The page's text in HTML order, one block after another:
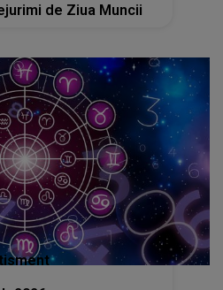
de Ziua Muncii